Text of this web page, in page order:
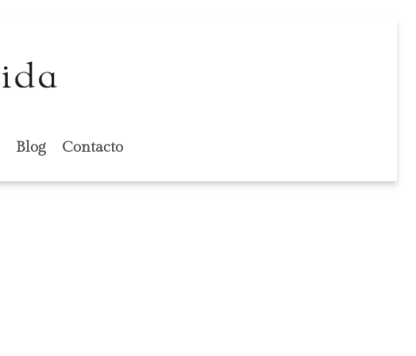
Blog Contacto